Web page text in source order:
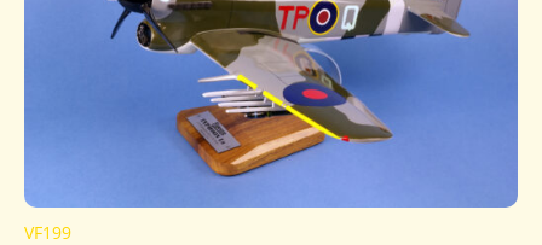
VF199